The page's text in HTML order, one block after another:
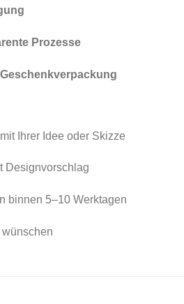
Prozesse
Ihrer Idee oder Skizze
Designvorschlag
binnen 5–10 Werktagen